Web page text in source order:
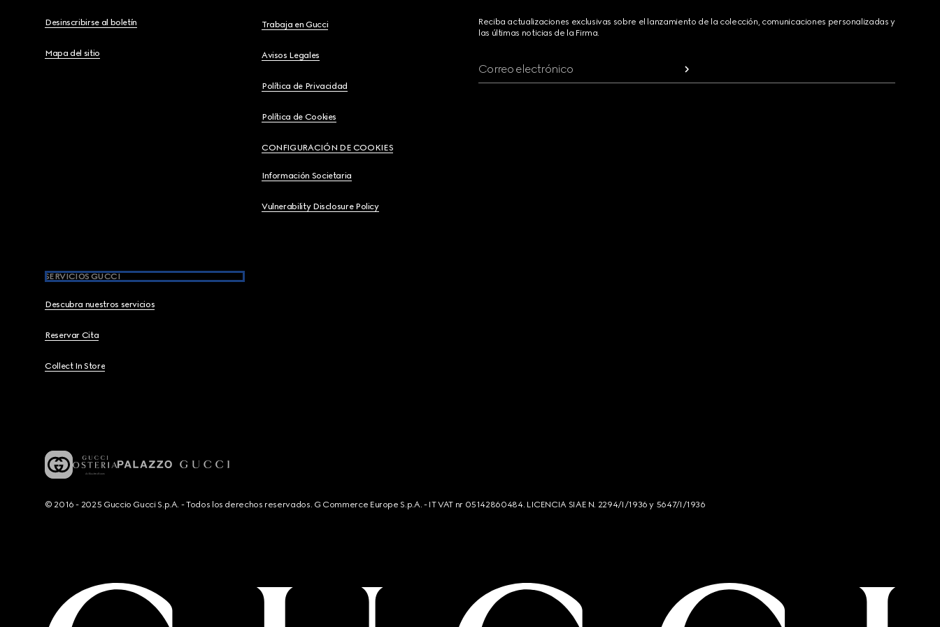
Desinscribirse al boletín
Mapa del sitio
Trabaja en Gucci
Avisos Legales
Política de Privacidad
Política de Cookies
CONFIGURACIÓN DE COOKIES
Información Societaria
Vulnerability Disclosure Policy
SERVICIOS GUCCI
Descubra nuestros servicios
Reservar Cita
Collect In Store
Reciba actualizaciones exclusivas sobre el lanzamiento de la colección, comunicaciones personalizadas y
las últimas noticias de la Firma.
Correo electrónico
© 2016 - 2025 Guccio Gucci S.p.A. - Todos los derechos reservados. G Commerce Europe S.p.A. - IT VAT nr 05142860484. LICENCIA SIAE N. 2294/I/1936 y 5647/I/1936